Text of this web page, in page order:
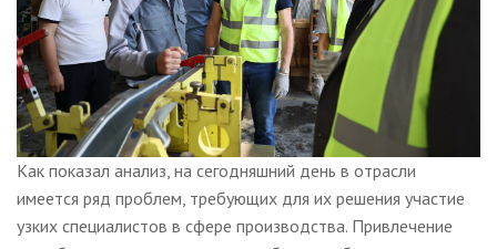
Как показал анализ, на сегодняшний день в отрасли
имеется ряд проблем, требующих для их решения участие
узких специалистов в сфере производства. Привлечение